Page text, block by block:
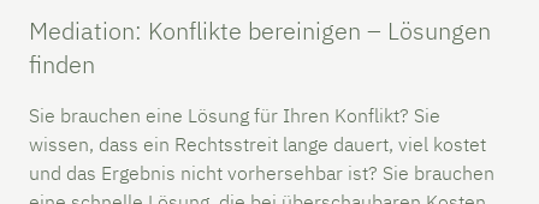
Mediation: Konflikte bereinigen – Lösungen
finden
Sie brauchen eine Lösung für Ihren Konflikt? Sie
wissen, dass ein Rechtsstreit lange dauert, viel kostet
und das Ergebnis nicht vorhersehbar ist? Sie brauchen